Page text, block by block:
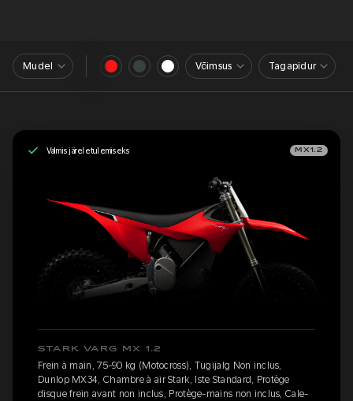
Mudel Võimsus Tagapidur
Valmis järeletulemiseks MX1.2
STARK VARG MX 1.2
Frein à main, 75-90 kg (Motocross), Tugijalg Non inclus,
Dunlop MX34, Chambre à air Stark, Iste Standard, Protège
disque frein avant non inclus, Protège-mains non inclus, Cale-